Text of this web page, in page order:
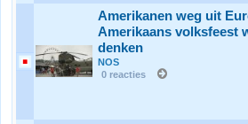
Amerikanen weg uit
Amerikaans volksfeest
denken
NOS
0 reacties